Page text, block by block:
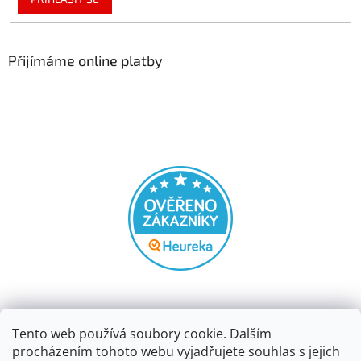
Tento web používá soubory cookie. Dalším
procházením tohoto webu vyjadřujete souhlas s jejich
Přijímáme online platby